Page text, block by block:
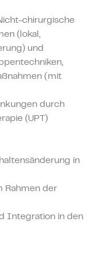
chirurgische
(lokal,
und
(mit
durch
(UPT)
in
Rahmen der
Integration in den